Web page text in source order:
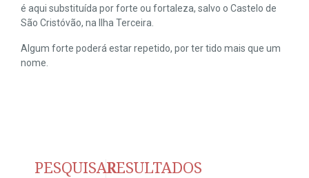
é aqui substituída por forte ou fortaleza, salvo o Castelo de
São Cristóvão, na Ilha Terceira.
Algum forte poderá estar repetido, por ter tido mais que um
nome.
PESQUISARRESULTADOS